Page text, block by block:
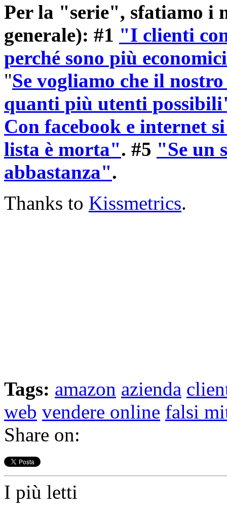
Per la "serie", sfatiamo i
generale): #1 "I clienti
perché sono più
"Se vogliamo che il
quanti più utenti
Con facebook e internet
lista è morta". #5 "Se un
abbastanza".
Thanks to Kissmetrics.
Tags: amazon azienda
web vendere online falsi
Share on:
I più letti